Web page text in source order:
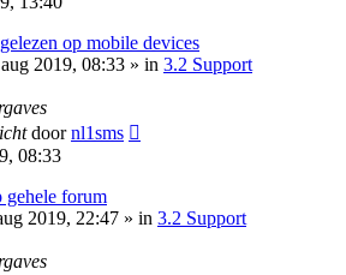
op mobile devices
2019, 08:33 » in 3.2 Support
doornl1sms
08:33
gehele forum
2019, 22:47 » in 3.2 Support